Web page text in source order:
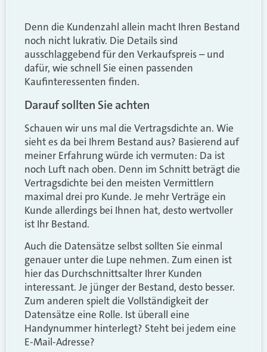
Denn die Kundenzahl allein macht Ihren Bestand
noch nicht lukrativ. Die Details sind
ausschlaggebend für den Verkaufspreis – und
dafür, wie schnell Sie einen passenden
Kaufinteressenten finden.
Darauf sollten Sie achten
Schauen wir uns mal die Vertragsdichte an. Wie
sieht es da bei Ihrem Bestand aus? Basierend auf
meiner Erfahrung würde ich vermuten: Da ist
noch Luft nach oben. Denn im Schnitt beträgt die
Vertragsdichte bei den meisten Vermittlern
maximal drei pro Kunde. Je mehr Verträge ein
Kunde allerdings bei Ihnen hat, desto wertvoller
ist Ihr Bestand.
Auch die Datensätze selbst sollten Sie einmal
genauer unter die Lupe nehmen. Zum einen ist
hier das Durchschnittsalter Ihrer Kunden
interessant. Je jünger der Bestand, desto besser.
Zum anderen spielt die Vollständigkeit der
Datensätze eine Rolle. Ist überall eine
Handynummer hinterlegt? Steht bei jedem eine
E-Mail-Adresse?